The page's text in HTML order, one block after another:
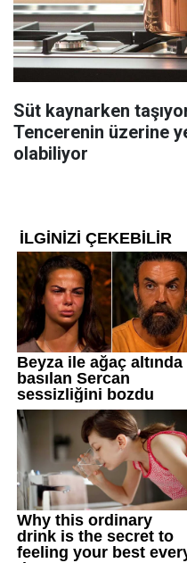
Süt kaynarken
Tencerenin üzerine
olabiliyor